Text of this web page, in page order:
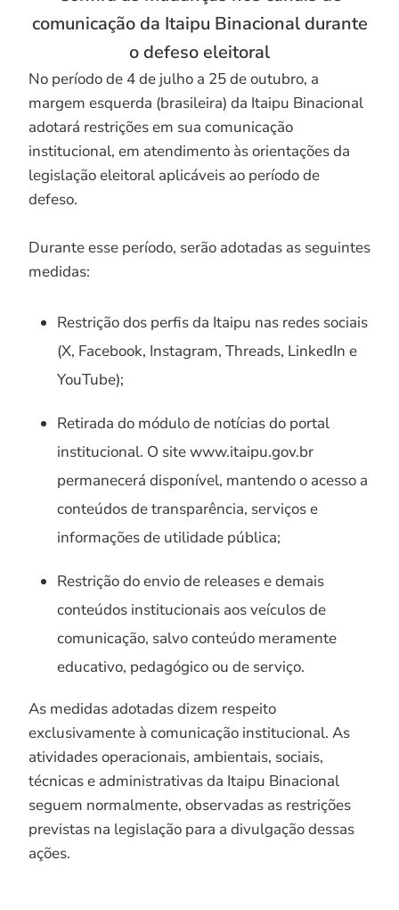
comunicação da Itaipu Binacional durante
o defeso eleitoral
No período de 4 de julho a 25 de outubro, a
margem esquerda (brasileira) da Itaipu Binacional
adotará restrições em sua comunicação
institucional, em atendimento às orientações da
legislação eleitoral aplicáveis ao período de
defeso.
Durante esse período, serão adotadas as seguintes
medidas:
Restrição dos perfis da Itaipu nas redes sociais
(X, Facebook, Instagram, Threads, LinkedIn e
YouTube);
Retirada do módulo de notícias do portal
institucional. O site www.itaipu.gov.br
permanecerá disponível, mantendo o acesso a
conteúdos de transparência, serviços e
informações de utilidade pública;
Restrição do envio de releases e demais
conteúdos institucionais aos veículos de
comunicação, salvo conteúdo meramente
educativo, pedagógico ou de serviço.
As medidas adotadas dizem respeito
exclusivamente à comunicação institucional. As
atividades operacionais, ambientais, sociais,
técnicas e administrativas da Itaipu Binacional
seguem normalmente, observadas as restrições
previstas na legislação para a divulgação dessas
ações.